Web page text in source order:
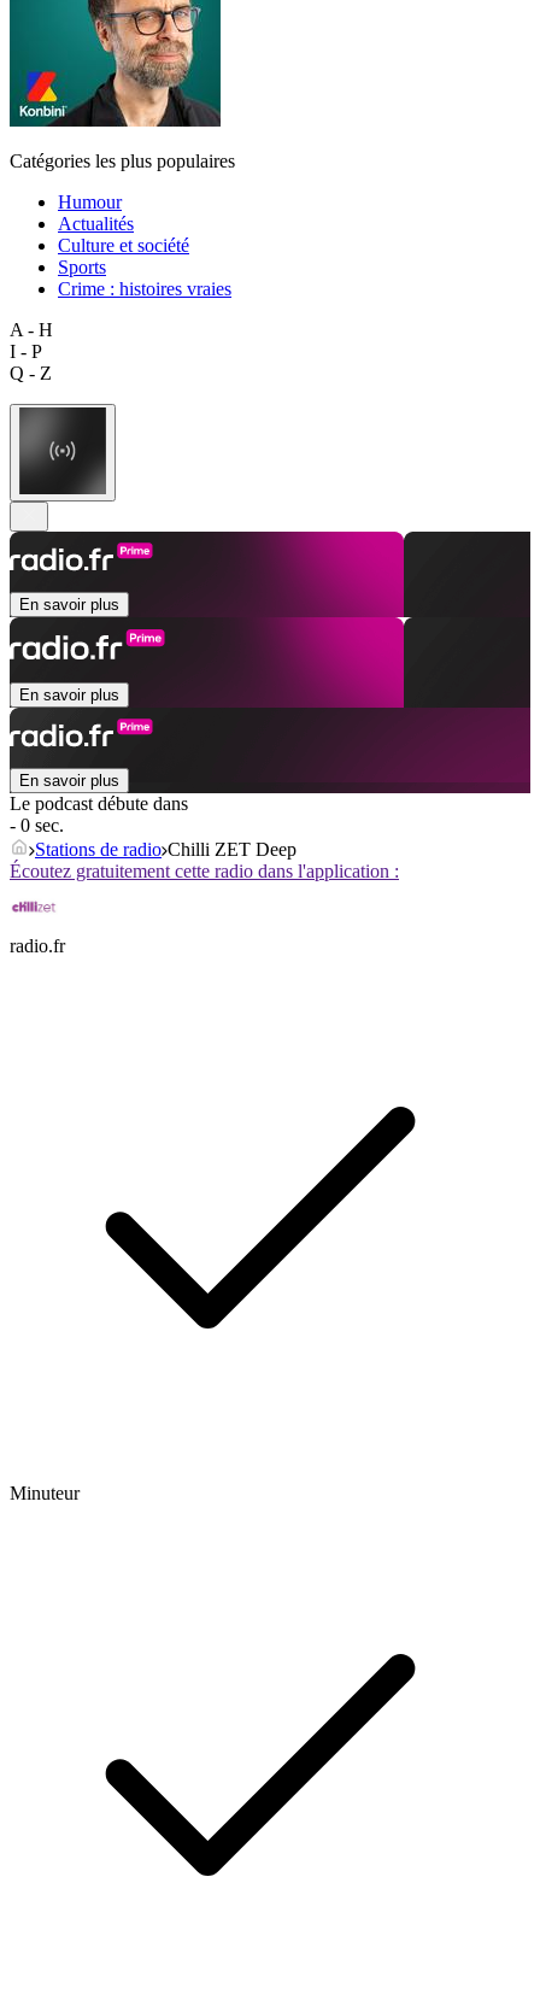
Catégories les plus populaires
Humour
Actualités
Culture et société
Sports
Crime : histoires vraies
A - H
I - P
Q - Z
En savoir plus
En savoir plus
En savoir plus
Le podcast débute dans
- 0 sec.
Stations de radio Chilli ZET Deep
Écoutez gratuitement cette radio dans l'application :
radio.fr
Minuteur